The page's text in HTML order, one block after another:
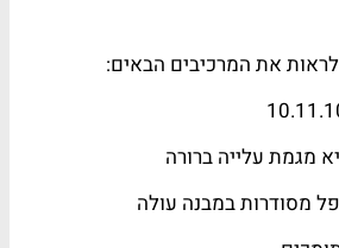
את המרכיבים הבאים: